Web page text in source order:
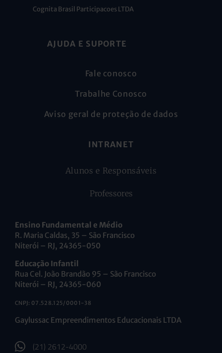
Cognita Brasil Participacoes LTDA
AJUDA E SUPORTE
Fale conosco
Trabalhe Conosco
Aviso geral de proteção de dados
INTRANET
Alunos e Responsáveis
Professores
Ensino Fundamental e Médio
R. Maria Caldas, 35 – São Francisco
Niterói – RJ, 24365-050
Educação Infantil
Rua Cel. João Brandão 95 – São Francisco
Niterói – RJ, 24365-060
CNPJ: 07.528.125/0001-38
Gaylussac Empreendimentos Educacionais LTDA
(21) 2612-4000